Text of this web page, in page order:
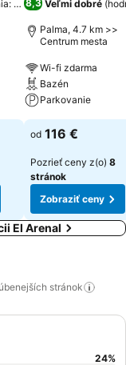
8 921)
8,3 Veľmi dobré (
Palma, 4.7 km >>
Centrum mesta
Wi-fi zdarma
Bazén
Parkovanie
od 116 €
Pozrieť ceny z(o) 8
stránok
Zobraziť ceny
El Arenal
stránok
24%